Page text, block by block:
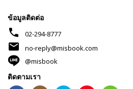
ข้อมูลติดต่อ
phone 02-294-8777
mail
no-reply@misbook.com
@misbook
ติดตามเรา